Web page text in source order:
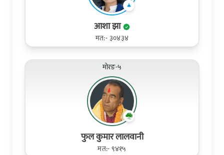
आशा झा
मत:- ३०४३४
मोरङ-५
फुल कुमार लालवानी
मत:- ९४१५